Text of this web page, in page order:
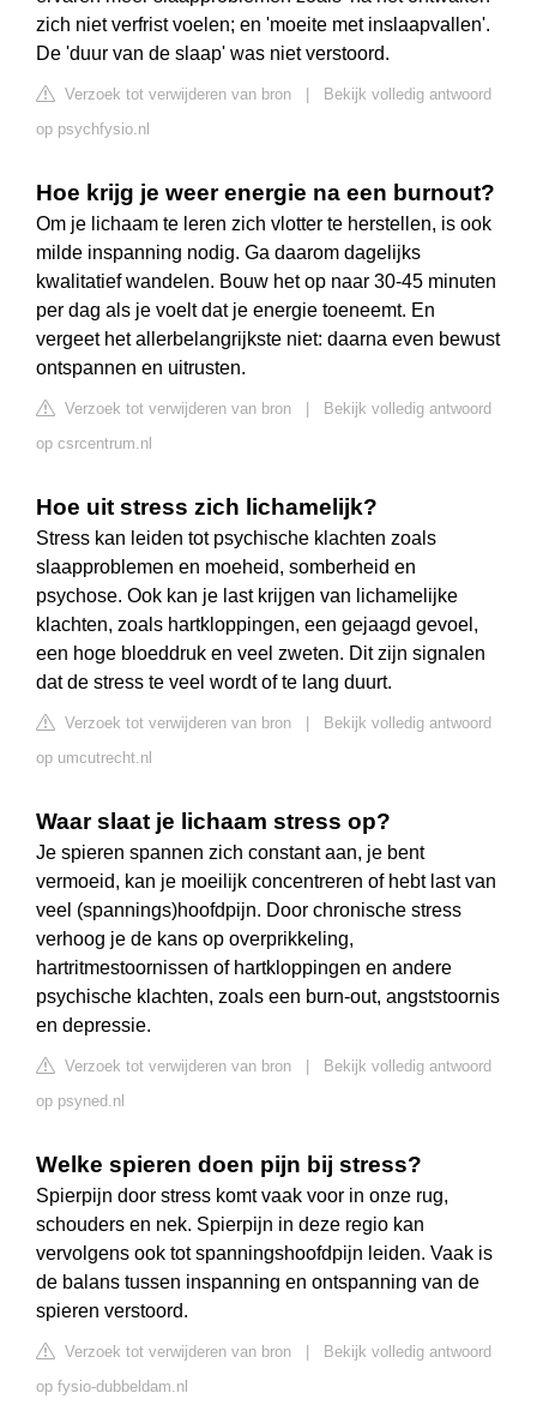
zich niet verfrist voelen; en 'moeite met inslaapvallen'.
De 'duur van de slaap' was niet verstoord.
Verzoek tot verwijderen van bron
Bekijk volledig antwoord
op psychfysio.nl
Hoe krijg je weer energie na een burnout?
Om je lichaam te leren zich vlotter te herstellen, is ook
milde inspanning nodig. Ga daarom dagelijks
kwalitatief wandelen. Bouw het op naar 30-45 minuten
per dag als je voelt dat je energie toeneemt. En
vergeet het allerbelangrijkste niet: daarna even bewust
ontspannen en uitrusten.
Verzoek tot verwijderen van bron
Bekijk volledig antwoord
op csrcentrum.nl
Hoe uit stress zich lichamelijk?
Stress kan leiden tot psychische klachten zoals
slaapproblemen en moeheid, somberheid en
psychose. Ook kan je last krijgen van lichamelijke
klachten, zoals hartkloppingen, een gejaagd gevoel,
een hoge bloeddruk en veel zweten. Dit zijn signalen
dat de stress te veel wordt of te lang duurt.
Verzoek tot verwijderen van bron
Bekijk volledig antwoord
op umcutrecht.nl
Waar slaat je lichaam stress op?
Je spieren spannen zich constant aan, je bent
vermoeid, kan je moeilijk concentreren of hebt last van
veel (spannings)hoofdpijn. Door chronische stress
verhoog je de kans op overprikkeling,
hartritmestoornissen of hartkloppingen en andere
psychische klachten, zoals een burn-out, angststoornis
en depressie.
Verzoek tot verwijderen van bron
Bekijk volledig antwoord
op psyned.nl
Welke spieren doen pijn bij stress?
Spierpijn door stress komt vaak voor in onze rug,
schouders en nek. Spierpijn in deze regio kan
vervolgens ook tot spanningshoofdpijn leiden. Vaak is
de balans tussen inspanning en ontspanning van de
spieren verstoord.
Verzoek tot verwijderen van bron
Bekijk volledig antwoord
op fysio-dubbeldam.nl